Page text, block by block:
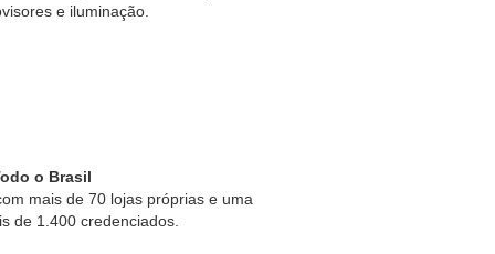
e iluminação.
o Brasil
mais de 70 lojas próprias e uma
de 1.400 credenciados.